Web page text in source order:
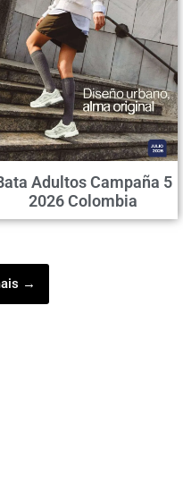
Adultos Campaña 5
2026 Colombia
→